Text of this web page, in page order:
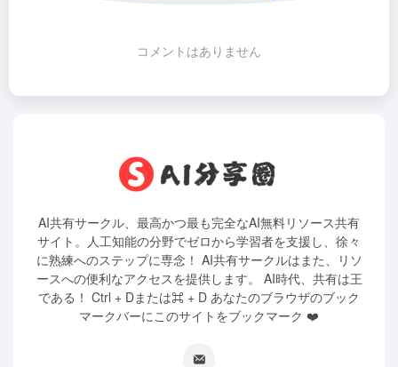
コメントはありません
AI共有サークル、最高かつ最も完全なAI無料リソース共有
サイト。人工知能の分野でゼロから学習者を支援し、徐々
に熟練へのステップに専念！ AI共有サークルはまた、リソ
ースへの便利なアクセスを提供します。 AI時代、共有は王
である！ Ctrl + Dまたは⌘ + D あなたのブラウザのブック
マークバーにこのサイトをブックマーク ❤️